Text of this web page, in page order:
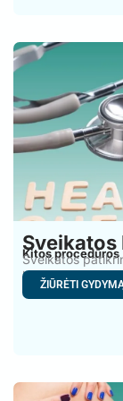
Sveikatos
Kitos procedūros
Sveikatos
labai svarbūs
ŽIŪRĖTI